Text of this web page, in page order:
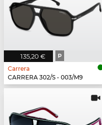
135,20 € P
Carrera
CARRERA 302/S - 003/M9